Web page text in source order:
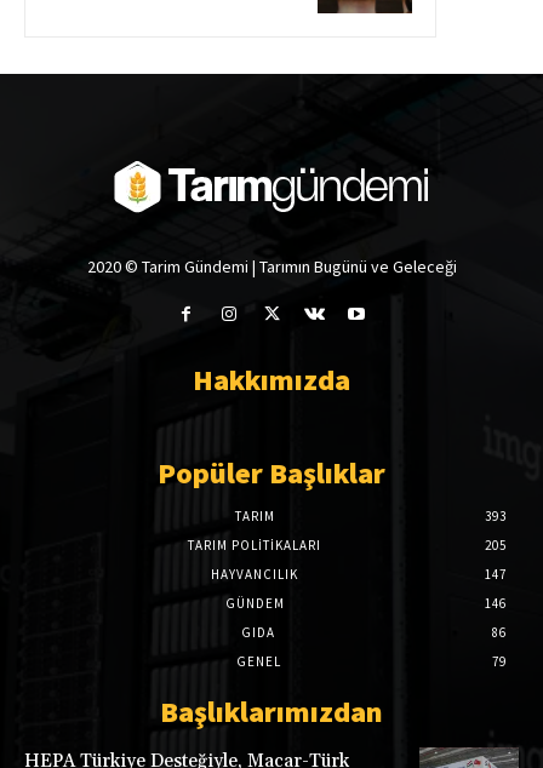
2020 © Tarim Gündemi | Tarımın Bugünü ve Geleceği
Hakkımızda
Popüler Başlıklar
TARIM
393
TARIM POLITIKALARI
205
HAYVANCILIK
147
GÜNDEM
146
GIDA
86
GENEL
79
Başlıklarımızdan
HEPA Türkiye Desteğiyle, Macar-Türk